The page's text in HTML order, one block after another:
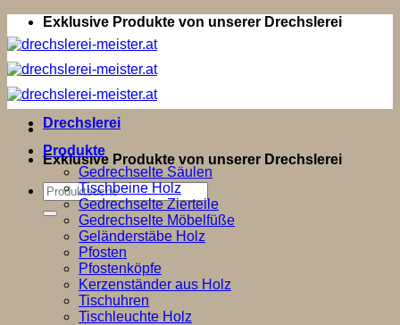
Zum
Inhalt
springen
Exklusive Produkte von unserer Drechslerei
Exklusive Produkte von unserer Drechslerei
Suchen
nach:
Drechslerei
Produkte
Gedrechselte Säulen
Tischbeine Holz
Gedrechselte Zierteile
Gedrechselte Möbelfüße
Geländerstäbe Holz
Pfosten
Pfostenköpfe
Kerzenständer aus Holz
Tischuhren
Tischleuchte Holz